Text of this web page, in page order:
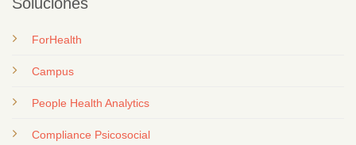
ForHealth
Campus
People Health Analytics
Compliance Psicosocial